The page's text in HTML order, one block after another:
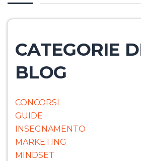
CATEGORIE
BLOG
CONCORSI
GUIDE
INSEGNAMENTO
MARKETING
MINDSET